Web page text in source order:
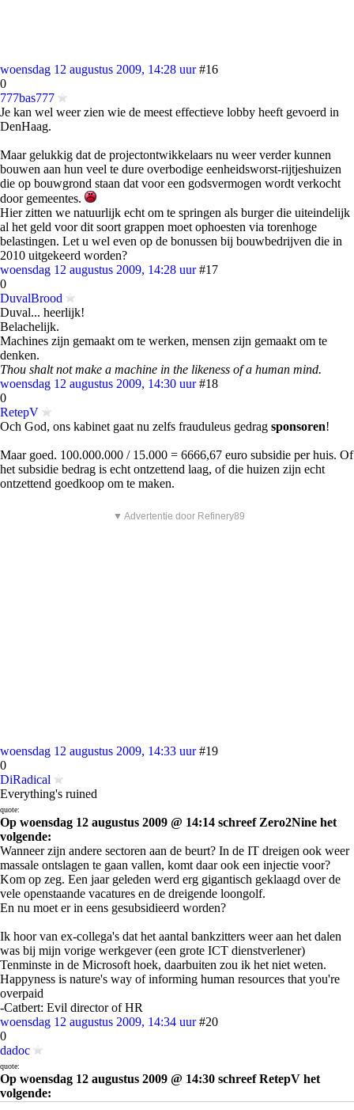
woensdag 12 augustus 2009, 14:28 uur #16
0
777bas777
Je kan wel weer zien wie de meest effectieve lobby heeft gevoerd in
DenHaag.
Maar gelukkig dat de projectontwikkelaars nu weer verder kunnen
bouwen aan hun veel te dure overbodige eenheidsworst-rijtjeshuizen
die op bouwgrond staan dat voor een godsvermogen wordt verkocht
door gemeentes.
Hier zitten we natuurlijk echt om te springen als burger die uiteindelijk
al het geld voor dit soort grappen moet ophoesten via torenhoge
belastingen. Let u wel even op de bonussen bij bouwbedrijven die in
2010 uitgekeerd worden?
woensdag 12 augustus 2009, 14:28 uur #17
0
DuvalBrood
Duval... heerlijk!
Belachelijk.
Machines zijn gemaakt om te werken, mensen zijn gemaakt om te
denken.
Thou shalt not make a machine in the likeness of a human mind.
woensdag 12 augustus 2009, 14:30 uur #18
0
RetepV
Och God, ons kabinet gaat nu zelfs frauduleus gedrag sponsoren!
Maar goed. 100.000.000 / 15.000 = 6666,67 euro subsidie per huis. Of
het subsidie bedrag is echt ontzettend laag, of die huizen zijn echt
ontzettend goedkoop om te maken.
▼ Advertentie door Refinery89
woensdag 12 augustus 2009, 14:33 uur #19
0
DiRadical
Everything's ruined
quote:
Op woensdag 12 augustus 2009 @ 14:14 schreef Zero2Nine het
volgende:
Wanneer zijn andere sectoren aan de beurt? In de IT dreigen ook weer
massale ontslagen te gaan vallen, komt daar ook een injectie voor?
Kom op zeg. Een jaar geleden werd erg gigantisch geklaagd over de
vele openstaande vacatures en de dreigende loongolf.
En nu moet er in eens gesubsidieerd worden?
Ik hoor van ex-collega's dat het aantal bankzitters weer aan het dalen
was bij mijn vorige werkgever (een grote ICT dienstverlener)
Tenminste in de Microsoft hoek, daarbuiten zou ik het niet weten.
Happyness is nature's way of informing human resources that you're
overpaid
-Catbert: Evil director of HR
woensdag 12 augustus 2009, 14:34 uur #20
0
dadoc
quote:
Op woensdag 12 augustus 2009 @ 14:30 schreef RetepV het
volgende: